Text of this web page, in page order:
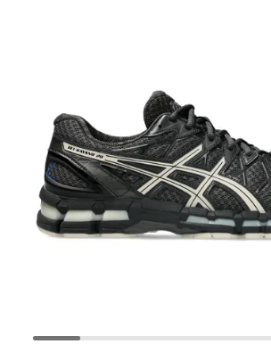
WALKINGTRAINING-WATER